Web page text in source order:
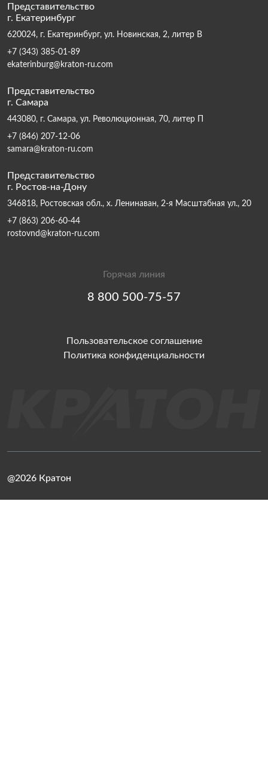
Представительство
г. Екатеринбург
620024, г. Екатеринбург, ул. Новинская, 2, литер В
+7 (343) 385-01-89
ekaterinburg@kraton-ru.com
Представительство
г. Самара
443080, г. Самара, ул. Революционная, 70, литер П
+7 (846) 207-12-06
samara@kraton-ru.com
Представительство
г. Ростов-на-Дону
346818, Ростовская обл., х. Ленинаван, 2-я Масштабная ул., 20
+7 (863) 206-60-44
rostovnd@kraton-ru.com
Горячая линия
8 800 500-75-57
Пользовательское соглашение
Политика конфиденциальности
@2026 Кратон